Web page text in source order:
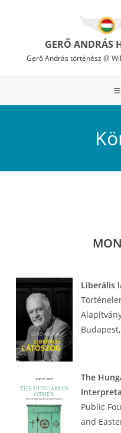
GERŐ ANDRÁS
Gerő András történész @
Liberális
The
Public
and